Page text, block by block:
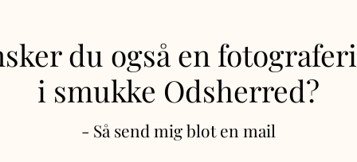
du også en
i smukke Odsherred?
- Så send mig blot en mail